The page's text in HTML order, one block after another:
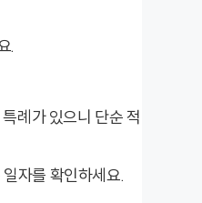
.
례가 있으니 단순 적
자를 확인하세요.